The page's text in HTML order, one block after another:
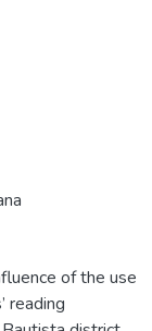
of the use
reading